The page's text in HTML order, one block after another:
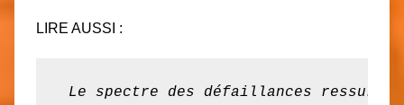
LIRE AUSSI :
Le spectre des défaillances ressurgit